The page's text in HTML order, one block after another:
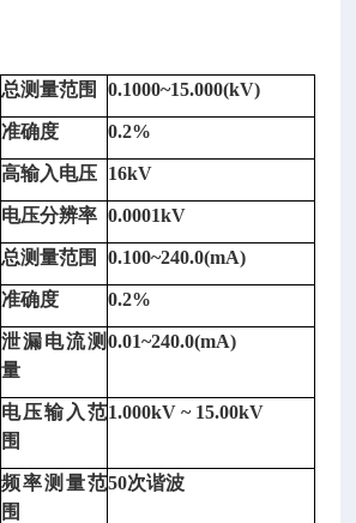
总测量范围 0.1000~15.000(kV)
准确度 0.2%
高输入电压 16kV
电压分辨率 0.0001kV
总测量范围 0.100~240.0(mA)
准确度 0.2%
泄漏电流测
量
0.01~240.0(mA)
电压输入范
围
1.000kV ~ 15.00kV
频率测量范
围
50次谐波